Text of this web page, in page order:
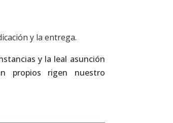
y la entrega.
y la leal asunción
propios rigen nuestro